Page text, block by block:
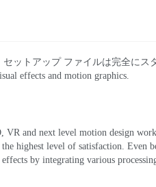
ットアップ ファイルは完全にス
effects and motion graphics.
VR and next level motion design work
highest level of satisfaction. Even
by integrating various